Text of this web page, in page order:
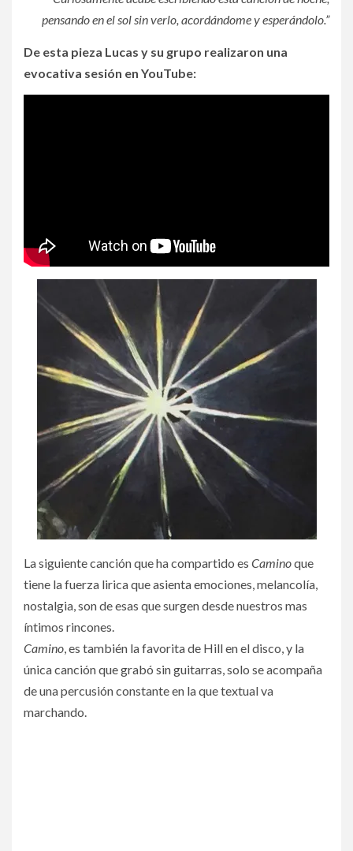
pensando en el sol sin verlo, acordándome y esperándolo.”
De esta pieza Lucas y su grupo realizaron una
evocativa sesión en YouTube:
La siguiente canción que ha compartido es Caminoque
tiene la fuerza lirica que asienta emociones, melancolía,
nostalgia, son de esas que surgen desde nuestros mas
íntimos rincones.
Camino, es también la favorita de Hill en el disco, y la
única canción que grabó sin guitarras, solo se acompaña
de una percusión constante en la que textual va
marchando.